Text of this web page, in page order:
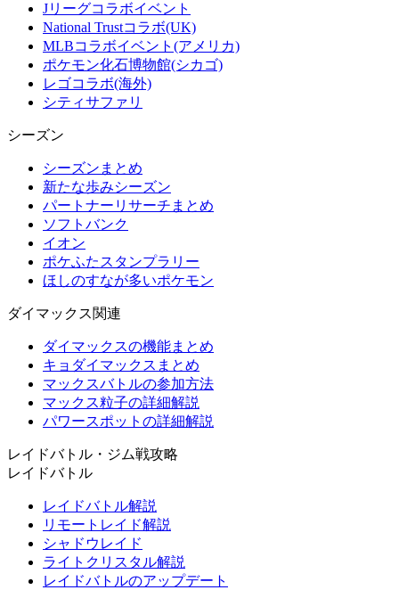
Jリーグコラボイベント
National Trustコラボ(UK)
MLBコラボイベント(アメリカ)
ポケモン化石博物館(シカゴ)
レゴコラボ(海外)
シティサファリ
シーズン
シーズンまとめ
新たな歩みシーズン
パートナーリサーチまとめ
ソフトバンク
イオン
ポケふたスタンプラリー
ほしのすなが多いポケモン
ダイマックス関連
ダイマックスの機能まとめ
キョダイマックスまとめ
マックスバトルの参加方法
マックス粒子の詳細解説
パワースポットの詳細解説
レイドバトル・ジム戦攻略
レイドバトル
レイドバトル解説
リモートレイド解説
シャドウレイド
ライトクリスタル解説
レイドバトルのアップデート